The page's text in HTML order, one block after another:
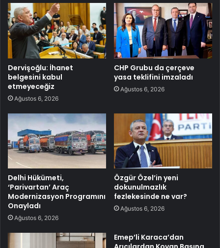
Dervişoğlu: İhanet
belgesini kabul
etmeyeceğiz
Ağustos 6, 2026
CHP Grubu da çerçeve
yasa teklifini imzaladı
Ağustos 6, 2026
Delhi Hükümeti,
‘Parivartan’ Araç
Modernizasyon Programını
Onayladı
Ağustos 6, 2026
Özgür Özel’in yeni
dokunulmazlık
fezlekesinde ne var?
Ağustos 6, 2026
Emep’li Karaca’dan